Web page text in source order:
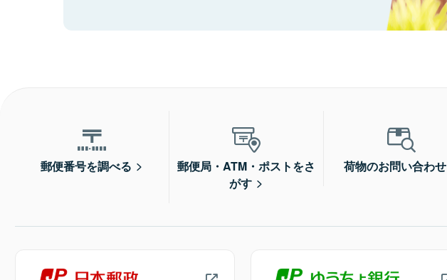
郵便番号を調べる
郵便局・ATM・ポストをさ
がす
荷物のお問い合わせ